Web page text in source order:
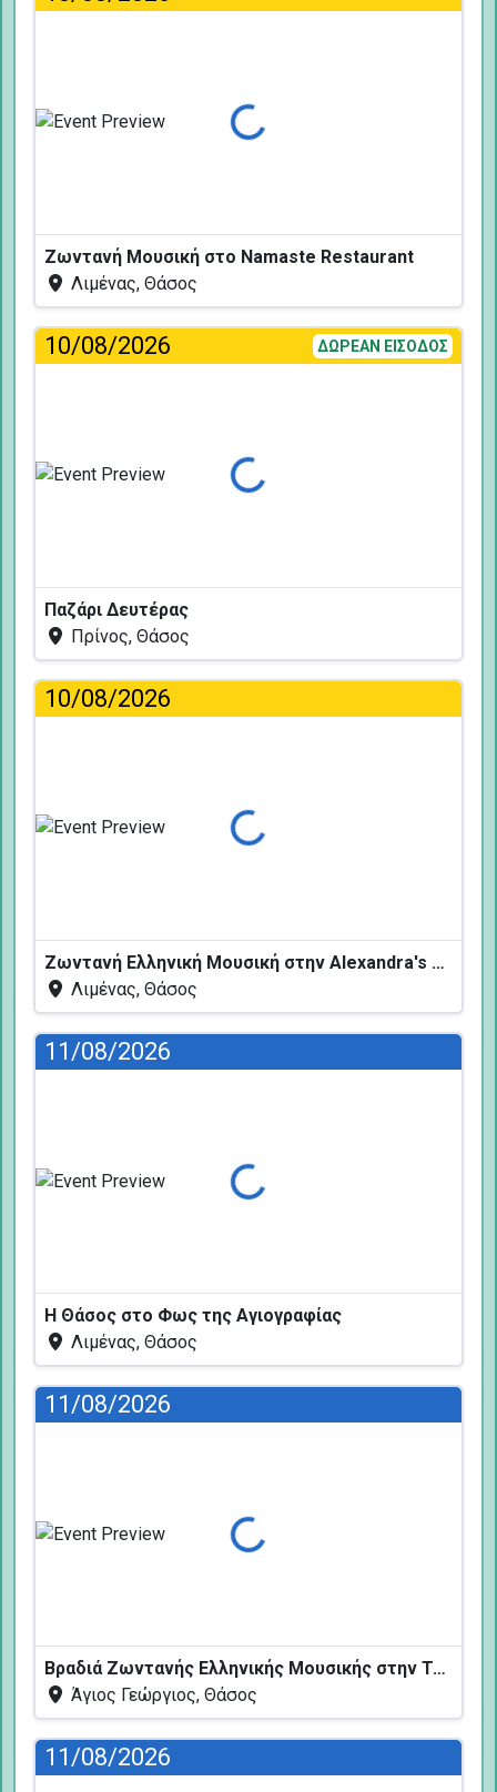
Φόρτωση...
Ζωντανή Μουσική στο Namaste Restaurant
Λιμένας, Θάσος
10/08/2026 ΔΩΡΕΑΝ ΕΙΣΟΔΟΣ
Φόρτωση...
Παζάρι Δευτέρας
Πρίνος, Θάσος
10/08/2026
Φόρτωση...
Ζωντανή Ελληνική Μουσική στην Alexandra's Restaurant
Λιμένας, Θάσος
11/08/2026
Φόρτωση...
Η Θάσος στο Φως της Αγιογραφίας
Λιμένας, Θάσος
11/08/2026
Φόρτωση...
Βραδιά Ζωντανής Ελληνικής Μουσικής στην Ταβέρνα Κελάρι
Άγιος Γεώργιος, Θάσος
11/08/2026